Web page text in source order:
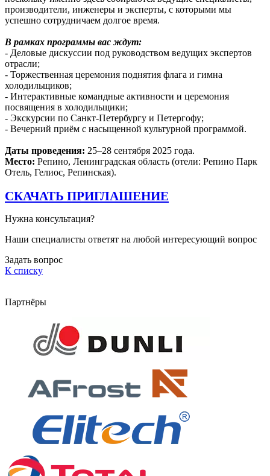
производители, инженеры и эксперты, с которыми мы
успешно сотрудничаем долгое время.
В рамках программы вас ждут:
- Деловые дискуссии под руководством ведущих экспертов
отрасли;
- Торжественная церемония поднятия флага и гимна
холодильщиков;
- Интерактивные командные активности и церемония
посвящения в холодильщики;
- Экскурсии по Санкт-Петербургу и Петергофу;
- Вечерний приём с насыщенной культурной программой.
Даты проведения: 25–28 сентября 2025 года.
Место: Репино, Ленинградская область (отели: Репино Парк
Отель, Гелиос, Репинская).
СКАЧАТЬ ПРИГЛАШЕНИЕ
Нужна консультация?
Наши специалисты ответят на любой интересующий вопрос
Задать вопрос
К списку
Партнёры